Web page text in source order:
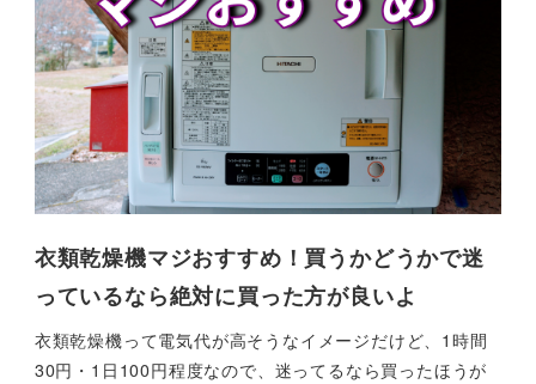
衣類乾燥機マジおすすめ！買うかどうかで迷
っているなら絶対に買った方が良いよ
衣類乾燥機って電気代が高そうなイメージだけど、1時間
30円・1日100円程度なので、迷ってるなら買ったほうが